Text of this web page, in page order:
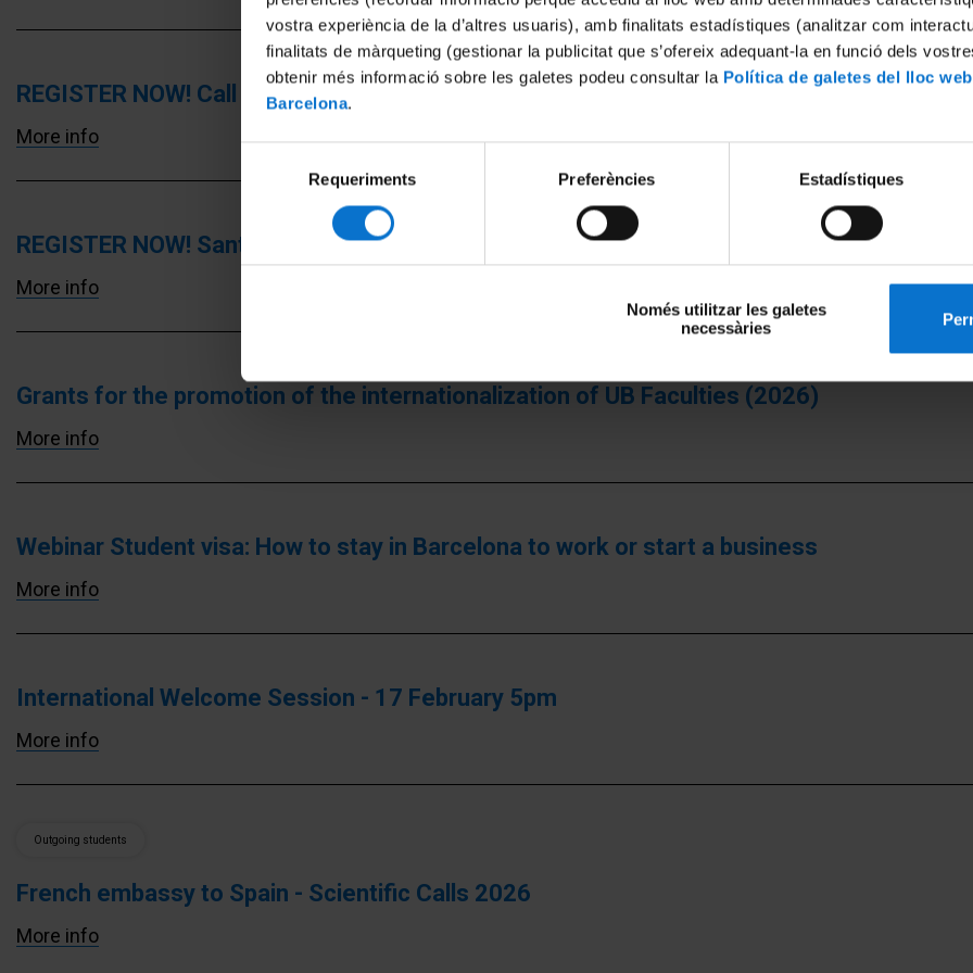
vostra experiència de la d’altres usuaris), amb finalitats estadístiques (analitzar com
finalitats de màrqueting (gestionar la publicitat que s’ofereix adequant-la en funció dels
obtenir més informació sobre les galetes podeu consultar la Política de galetes del lloc
Barcelona.
de
Requeriments Preferències Estadístiques
Només utilitzar les galetes
necessàries
REGISTER NOW! Call for Santander Non-Erasmus Scholarships (Global) 2026. Curs
More info
REGISTER NOW! Santander Erasmus 2026 Call for Applications (2026-2027 academic
More info
Grants for the promotion of the internationalization of UB Faculties (2026)
More info
Webinar Student visa: How to stay in Barcelona to work or start a business
More info
International Welcome Session - 17 February 5pm
More info
Outgoing students
French embassy to Spain - Scientific Calls 2026
More info